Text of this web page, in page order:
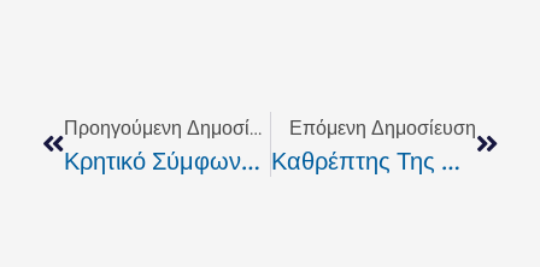
Προηγούμενη Δημοσίευση
Κρητικό Σύμφωνο Ποιότητας
Επόμενη Δημοσίευση
Καθρέπτης Της Ψυχής Του Νεοέλληνα Το ΔΝΤ;